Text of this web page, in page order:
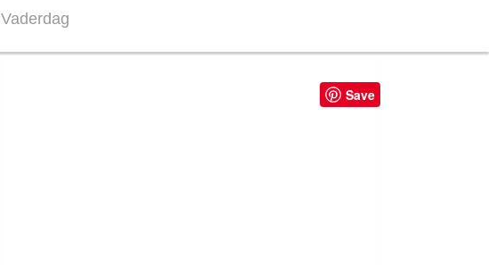
Vaderdag
Save